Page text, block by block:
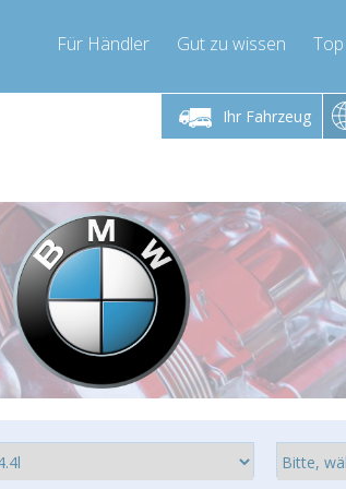
Für Händler Gut zu wissen
Ihr Fahrzeug
Montag bis Freitag 9-17 Uhr
info@compressor-express.de